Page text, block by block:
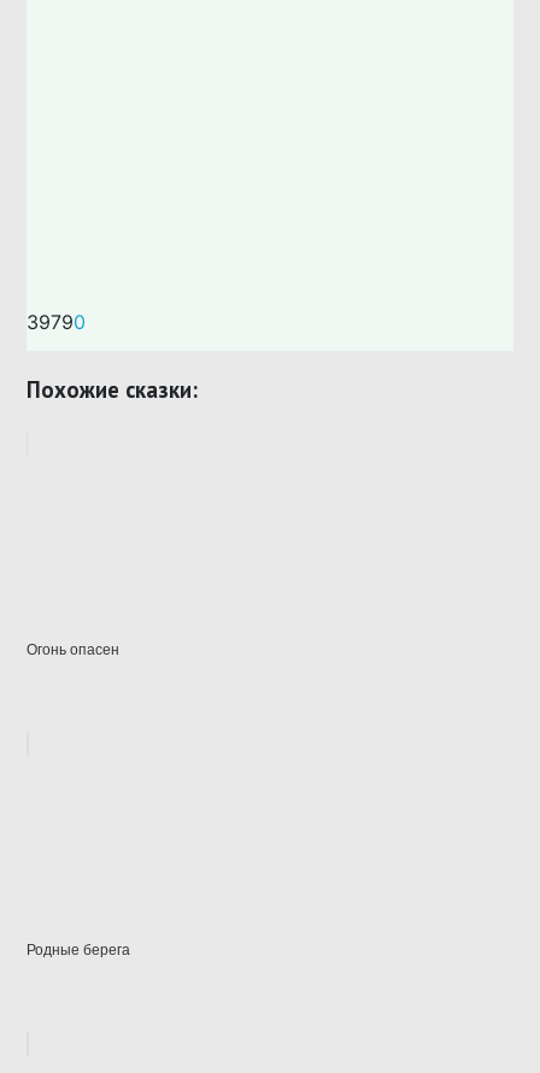
39790
Похожие сказки:
Огонь опасен
Родные берега